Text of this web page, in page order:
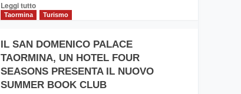
operato
da
Leggi tuttoLeggi
PIEDIMONTE
ETNEO
–
Meta
Taormina Turismo
IL SAN DOMENICO PALACE
TAORMINA, UN HOTEL FOUR
SEASONS PRESENTA IL NUOVO
SUMMER BOOK CLUB